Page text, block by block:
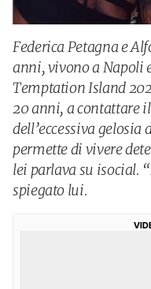
Federica Petagna e
anni, vivono a Napoli
Temptation Island
20 anni, a contattare
dell’eccessiva gelosia
permette di vivere
lei parlava su isocial.
spiegato lui.